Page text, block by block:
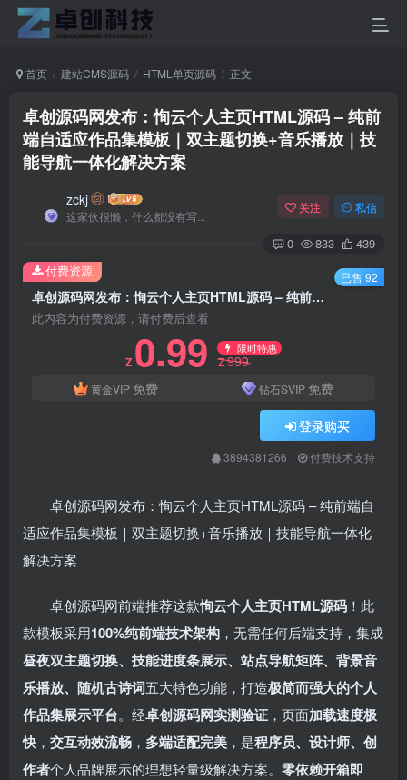
首页 建站CMS源码 HTML单页源码 正文
卓创源码网发布：恂云个人主页HTML源码 – 纯前
端自适应作品集模板｜双主题切换+音乐播放｜技
能导航一体化解决方案
zckj
这家伙很懒，什么都没有写...
关注 私信
0 833 439
卓创源码网发布：恂云个人主页HTML源码 – 纯前端自适应作品集模板｜双主题切换+音乐播放｜技能导航一体化解决方案
此内容为付费资源，请付费后查看
Z 0.99 限时特惠
Z999
黄金VIP 免费 钻石SVIP 免费
登录购买
3894381266 付费技术支持
付费资源 已售 92
卓创源码网发布：恂云个人主页HTML源码 – 纯前端自
适应作品集模板｜双主题切换+音乐播放｜技能导航一体化
解决方案
卓创源码网前端推荐这款恂云个人主页HTML源码 ！此
款模板采用100%纯前端技术架构 ，无需任何后端支持，集成
昼夜双主题切换、技能进度条展示、站点导航矩阵、背景音
乐播放、随机古诗词五大特色功能，打造极简而强大的个人
作品集展示平台。经卓创源码网实测验证 ，页面加载速度极
快 ， 交互动效流畅 ， 多端适配完美 ，是程序员、设计师、创
作者个人品牌展示的理想轻量级解决方案。 零依赖开箱即